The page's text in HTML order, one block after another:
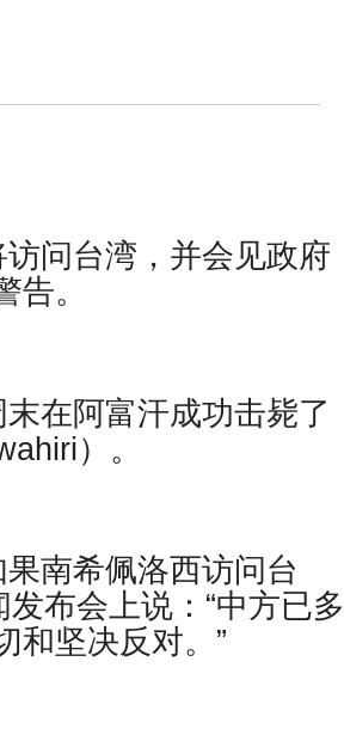
问台湾，并会见政府
。
在阿富汗成功击毙了
）。
南希佩洛西访问台
布会上说：“中方已多
和坚决反对。”